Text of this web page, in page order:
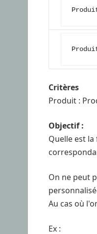
Critères
Produit :
Objectif :
Quelle est
On ne peut
Au cas où
Ex :